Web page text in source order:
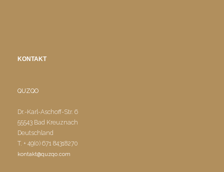
KONTAKT
QUZQO
Dr.-Karl-Aschoff-Str. 6
55543 Bad Kreuznach
Deutschland
T. + 49(0) 671 84318270
kontakt@quzqo.com